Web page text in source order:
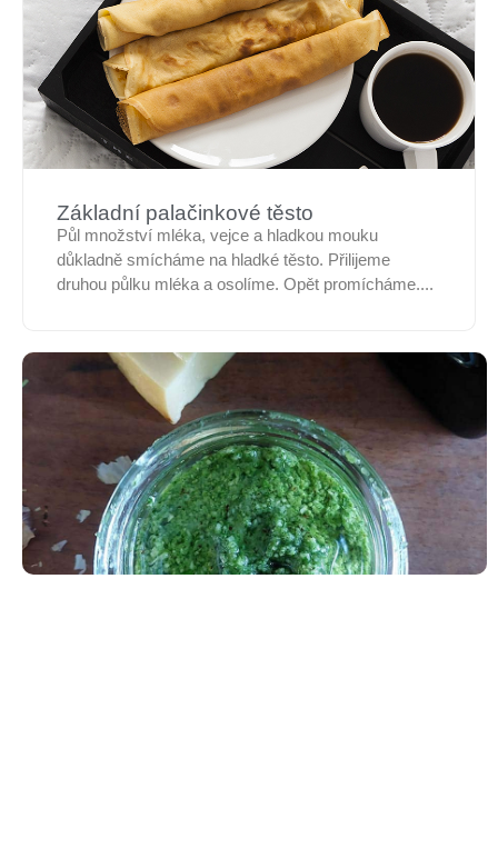
Základní palačinkové těsto
Půl množství mléka, vejce a hladkou mouku
důkladně smícháme na hladké těsto. Přilijeme
druhou půlku mléka a osolíme. Opět promícháme....